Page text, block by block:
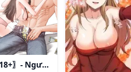
〖18+〗- Người Bạn Thanh Mai Trúc Mã Tính Theo Giá Thị Trường